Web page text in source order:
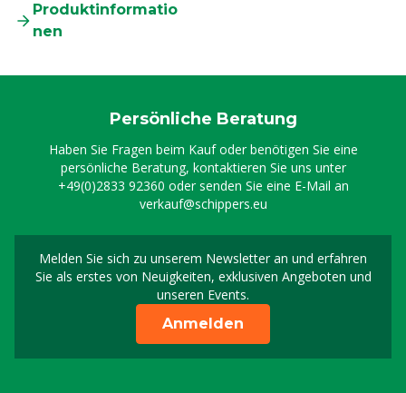
Produktinformatio
nen
Persönliche Beratung
Haben Sie Fragen beim Kauf oder benötigen Sie eine
persönliche Beratung, kontaktieren Sie uns unter
+49(0)2833 92360 oder senden Sie eine E-Mail an
verkauf@schippers.eu
Melden Sie sich zu unserem Newsletter an und erfahren
Sie als erstes von Neuigkeiten, exklusiven Angeboten und
unseren Events.
Melden Sie sich für
Anmelden